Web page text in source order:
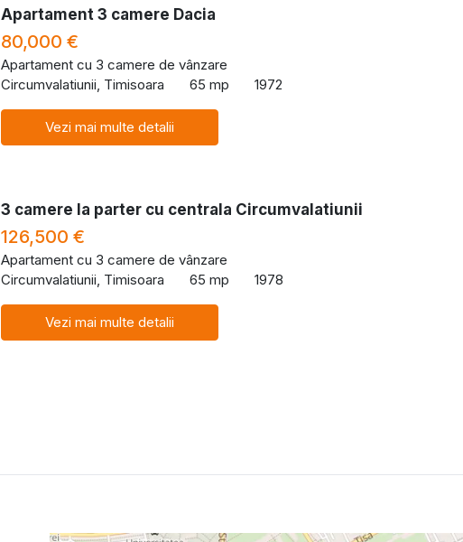
Apartament 3 camere Dacia
80,000 €
Apartament cu 3 camere de vânzare
Circumvalatiunii, Timisoara
65 mp 1972
Vezi mai multe detalii
3 camere la parter cu centrala Circumvalatiunii
126,500 €
Apartament cu 3 camere de vânzare
Circumvalatiunii, Timisoara
65 mp 1978
Vezi mai multe detalii